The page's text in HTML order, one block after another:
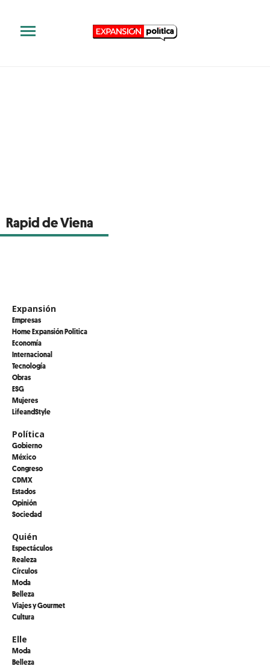
Rapid de Viena
Expansión
Empresas
Home Expansión Politica
Economía
Internacional
Tecnología
Obras
ESG
Mujeres
LifeandStyle
Política
Gobierno
México
Congreso
CDMX
Estados
Opinión
Sociedad
Quién
Espectáculos
Realeza
Círculos
Moda
Belleza
Viajes y Gourmet
Cultura
Elle
Moda
Belleza